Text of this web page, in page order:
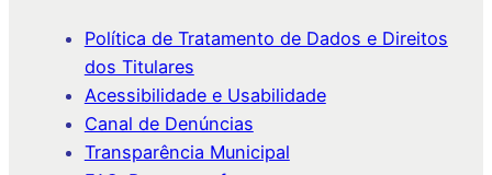
Política de Tratamento de Dados e Direitos
dos Titulares
Acessibilidade e Usabilidade
Canal de Denúncias
Transparência Municipal